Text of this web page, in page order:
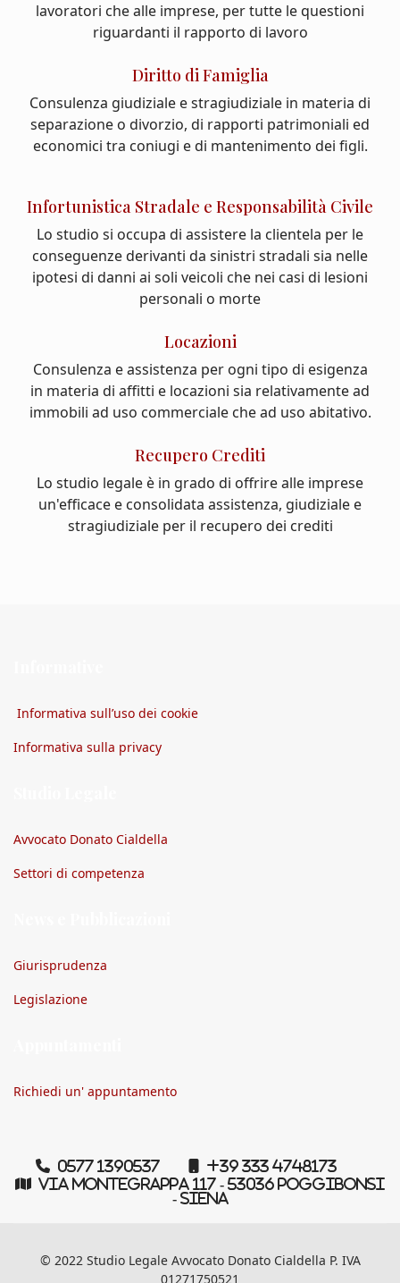
lavoratori che alle imprese, per tutte le questioni
riguardanti il rapporto di lavoro
Diritto di Famiglia
Consulenza giudiziale e stragiudiziale in materia di
separazione o divorzio, di rapporti patrimoniali ed
economici tra coniugi e di mantenimento dei figli.
Infortunistica Stradale e Responsabilità Civile
Lo studio si occupa di assistere la clientela per le
conseguenze derivanti da sinistri stradali sia nelle
ipotesi di danni ai soli veicoli che nei casi di lesioni
personali o morte
Locazioni
Consulenza e assistenza per ogni tipo di esigenza
in materia di affitti e locazioni sia relativamente ad
immobili ad uso commerciale che ad uso abitativo.
Recupero Crediti
Lo studio legale è in grado di offrire alle imprese
un'efficace e consolidata assistenza, giudiziale e
stragiudiziale per il recupero dei crediti
Informativa sull’uso dei cookie
Informativa sulla privacy
Avvocato Donato Cialdella
Settori di competenza
Giurisprudenza
Legislazione
Richiedi un' appuntamento
0577 1390537
+39 333 4748173
Via Montegrappa 117 - 53036 Poggibonsi
- Siena
© 2022 Studio Legale Avvocato Donato Cialdella P. IVA
01271750521